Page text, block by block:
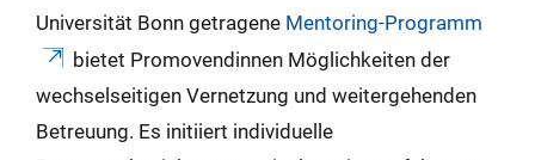
Universität Bonn getragene Mentoring-Programm
bietet Promovendinnen Möglichkeiten der
wechselseitigen Vernetzung und weitergehenden
Betreuung. Es initiiert individuelle